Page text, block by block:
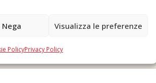
Nega Visualizza le preferenze
PolicyPrivacy Policy